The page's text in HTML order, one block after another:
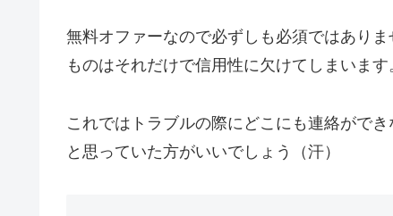
無料オファーなので必ずしも必須ではあり
ものはそれだけで信用性に欠けてしまいます
これではトラブルの際にどこにも連絡がで
と思っていた方がいいでしょう（汗）